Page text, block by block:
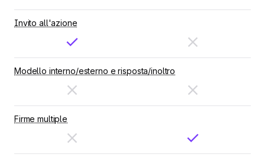
Invito all'azione
Modello interno/esterno e risposta/inoltro
Firme multiple